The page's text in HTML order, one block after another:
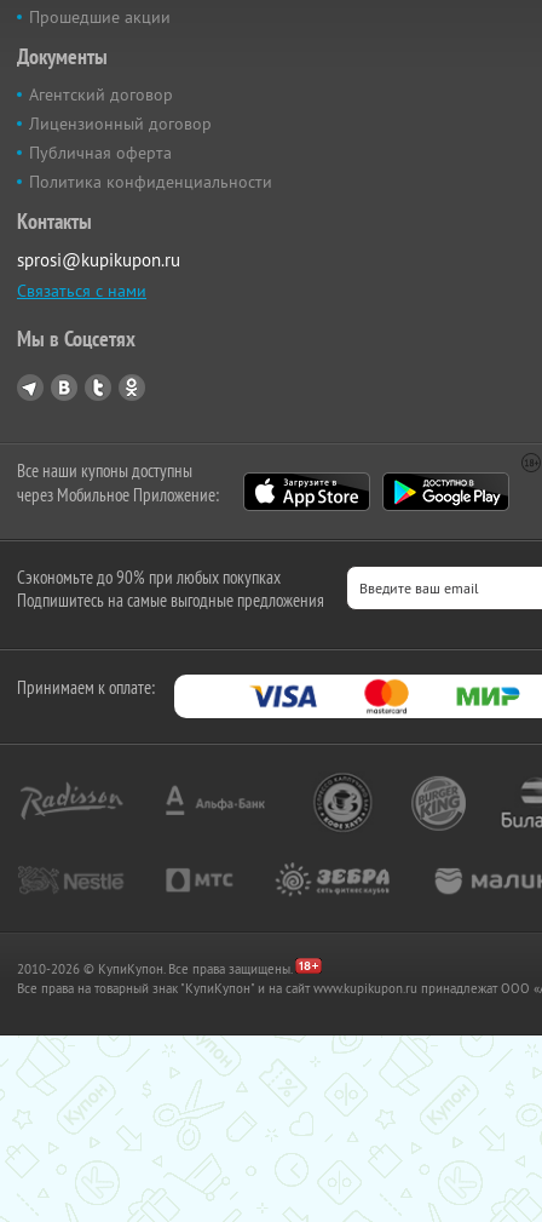
Прошедшие акции
Документы
Агентский договор
Лицензионный договор
Публичная оферта
Политика конфиденциальности
Контакты
sprosi@kupikupon.ru
Связаться с нами
Мы в Соцсетях
Все наши купоны доступны
через Мобильное Приложение:
Сэкономьте до 90% при любых покупках
Подпишитесь на самые выгодные предложения
Принимаем к оплате:
2010-2026 © КупиКупон. Все права защищены.
Все права на товарный знак "КупиКупон" и на сайт www.kupikupon.ru принадлежат